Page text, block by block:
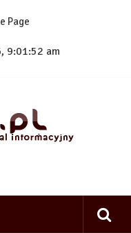
Page
9:01:52 am